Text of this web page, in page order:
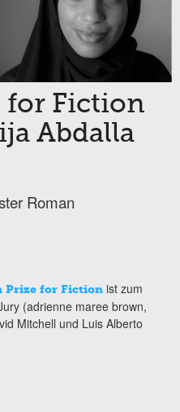
for Fiction
Abdalla
Roman
Prize for Fiction ist zum
(adrienne maree brown,
Mitchell und Luis Alberto